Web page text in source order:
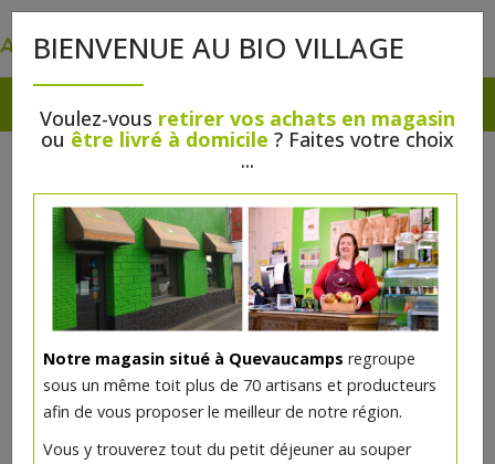
BIENVENUE AU BIO VILLAGE
Voulez-vous retirer vos achats en magasin
ou être livré à domicile ? Faites votre choix
...
Notre magasin situé à Quevaucamps regroupe
sous un même toit plus de 70 artisans et producteurs
afin de vous proposer le meilleur de notre région.
Vous y trouverez tout du petit déjeuner au souper
Camembert Ferme de l'Epinette